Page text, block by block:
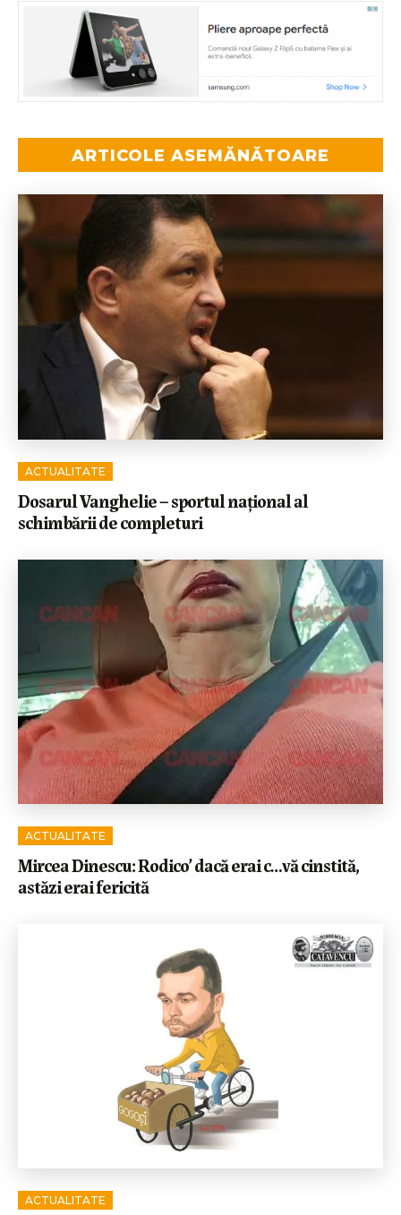
ARTICOLE ASEMĂNĂTOARE
ACTUALITATE
Dosarul Vanghelie – sportul național al
schimbării de completuri
ACTUALITATE
Mircea Dinescu: Rodico’ dacă erai c…vă cinstită,
astăzi erai fericită
ACTUALITATE